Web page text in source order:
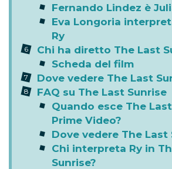
Fernando Lindez è
Eva Longoria
Ry
Chi ha diretto The Last
Scheda del film
Dove vedere The Last
FAQ su The Last Sunrise
Quando esce The
Prime Video?
Dove vedere The Last
Chi interpreta Ry in
Sunrise?